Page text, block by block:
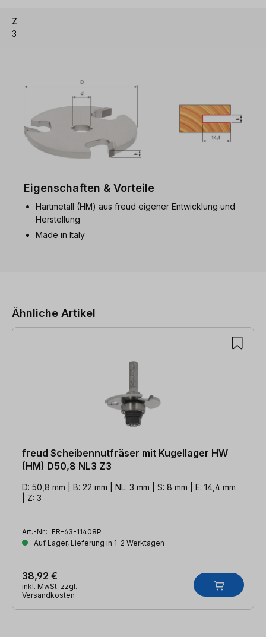
Z
3
Eigenschaften & Vorteile
Hartmetall (HM) aus freud eigener Entwicklung und
Herstellung
Made in Italy
Ähnliche Artikel
freud Scheibennutfräser mit Kugellager HW
(HM) D50,8 NL3 Z3
D: 50,8 mm | B: 22 mm | NL: 3 mm | S: 8 mm | E: 14,4 mm
| Z: 3
Art.-Nr.: FR-63-11408P
Auf Lager, Lieferung in 1-2 Werktagen
38,92 €
inkl. MwSt. zzgl.
Versandkosten